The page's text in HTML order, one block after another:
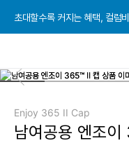
초대할수록 커지는 혜택, 컬럼
초대할수록 커지는 혜택, 컬럼
초대할수록 커지는 혜택, 컬럼
Enjoy 365 II Cap
남여공용 엔조